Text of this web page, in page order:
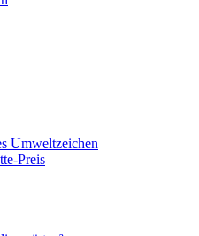
Umweltzeichen
Preis